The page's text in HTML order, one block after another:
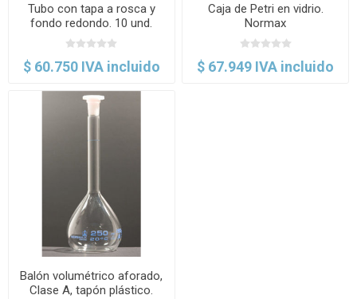
Tubo con tapa a rosca y
fondo redondo. 10 und.
Normax
$ 60.750 IVA incluido
Caja de Petri en vidrio.
Normax
$ 67.949 IVA incluido
Balón volumétrico aforado,
Clase A, tapón plástico.